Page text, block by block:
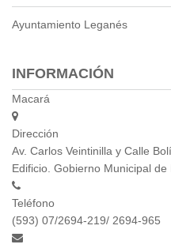
Ayuntamiento Leganés
INFORMACIÓN
Macará
Dirección
Av. Carlos Veintinilla y Calle
Edificio. Gobierno Municipal de
Teléfono
(593) 07/2694-219/ 2694-965
CPCCS
Empresa Pública de Vivienda
P.A.C. - P.O.A.
GACETA TRIBUTARIA
Ordenanzas/Resoluciones
Convenios
Cumplimiento LOTAIP
Concurso de Méritos